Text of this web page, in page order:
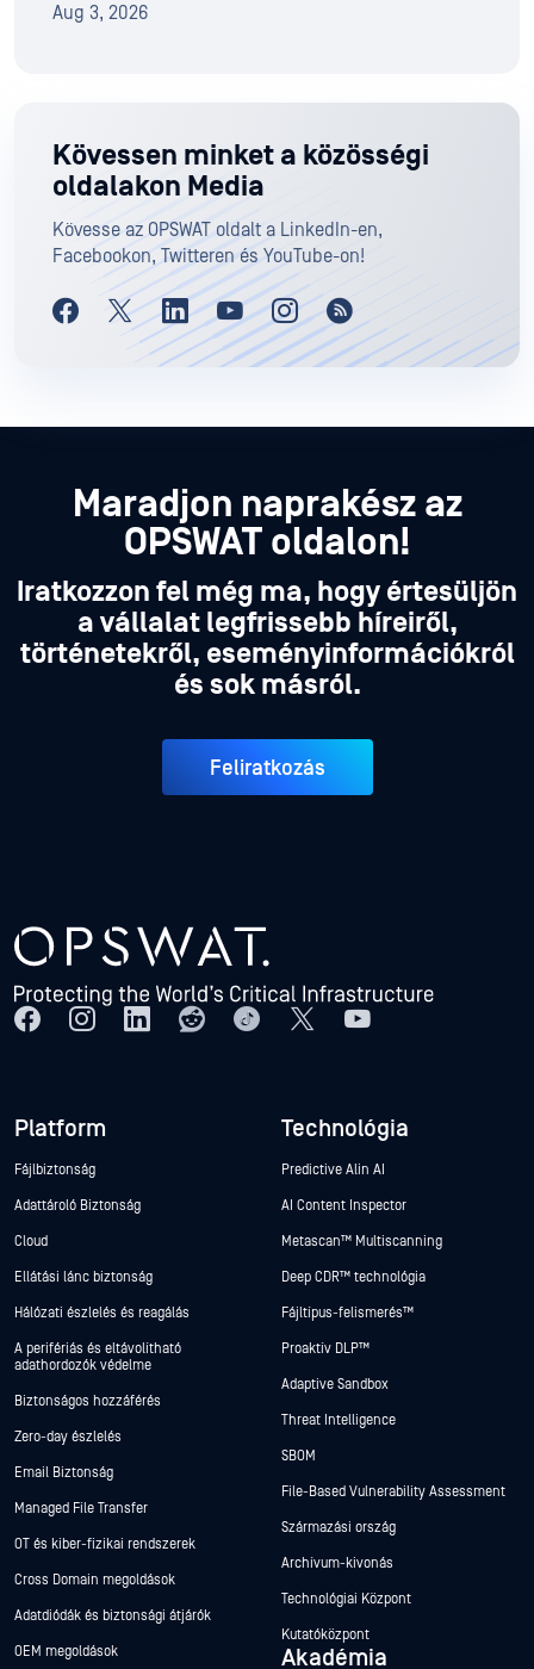
Aug 3, 2026
Kövessen minket a közösségi
oldalakon Media
Kövesse az OPSWAT oldalt a LinkedIn-en,
Facebookon, Twitteren és YouTube-on!
Maradjon naprakész az
OPSWAT oldalon!
Iratkozzon fel még ma, hogy értesüljön
a vállalat legfrissebb híreiről,
történetekről, eseményinformációkról
és sok másról.
Feliratkozás
Platform
Fájlbiztonság
Adattároló Biztonság
Cloud
Ellátási lánc biztonság
Hálózati észlelés és reagálás
A perifériás és eltávolítható
adathordozók védelme
Biztonságos hozzáférés
Zero-day észlelés
Email Biztonság
Managed File Transfer
OT és kiber-fizikai rendszerek
Cross Domain megoldások
Adatdiódák és biztonsági átjárók
OEM megoldások
Technológia
Predictive Alin AI
AI Content Inspector
Metascan™ Multiscanning
Deep CDR™ technológia
Fájltípus-felismerés™
Proaktív DLP™
Adaptive Sandbox
Threat Intelligence
SBOM
File-Based Vulnerability Assessment
Származási ország
Archívum-kivonás
Technológiai Központ
Kutatóközpont
Akadémia